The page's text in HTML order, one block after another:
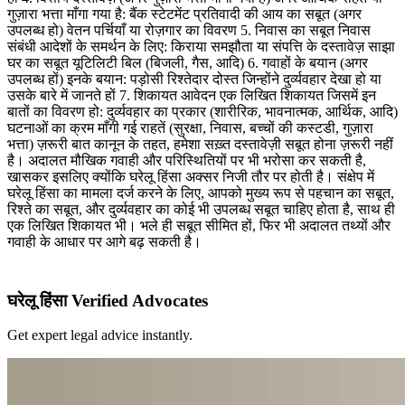
गुज़ारा भत्ता माँगा गया है: बैंक स्टेटमेंट प्रतिवादी की आय का सबूत (अगर
उपलब्ध हो) वेतन पर्चियाँ या रोज़गार का विवरण 5. निवास का सबूत निवास
संबंधी आदेशों के समर्थन के लिए: किराया समझौता या संपत्ति के दस्तावेज़ साझा
घर का सबूत यूटिलिटी बिल (बिजली, गैस, आदि) 6. गवाहों के बयान (अगर
उपलब्ध हों) इनके बयान: पड़ोसी रिश्तेदार दोस्त जिन्होंने दुर्व्यवहार देखा हो या
उसके बारे में जानते हों 7. शिकायत आवेदन एक लिखित शिकायत जिसमें इन
बातों का विवरण हो: दुर्व्यवहार का प्रकार (शारीरिक, भावनात्मक, आर्थिक, आदि)
घटनाओं का क्रम माँगी गई राहतें (सुरक्षा, निवास, बच्चों की कस्टडी, गुज़ारा
भत्ता) ज़रूरी बात कानून के तहत, हमेशा सख़्त दस्तावेज़ी सबूत होना ज़रूरी नहीं
है। अदालत मौखिक गवाही और परिस्थितियों पर भी भरोसा कर सकती है,
खासकर इसलिए क्योंकि घरेलू हिंसा अक्सर निजी तौर पर होती है। संक्षेप में
घरेलू हिंसा का मामला दर्ज करने के लिए, आपको मुख्य रूप से पहचान का सबूत,
रिश्ते का सबूत, और दुर्व्यवहार का कोई भी उपलब्ध सबूत चाहिए होता है, साथ ही
एक लिखित शिकायत भी। भले ही सबूत सीमित हों, फिर भी अदालत तथ्यों और
गवाही के आधार पर आगे बढ़ सकती है।
घरेलू हिंसा Verified Advocates
Get expert legal advice instantly.